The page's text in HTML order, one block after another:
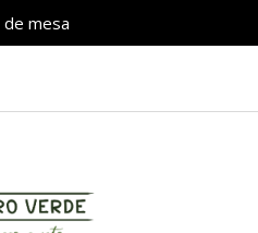
mesa